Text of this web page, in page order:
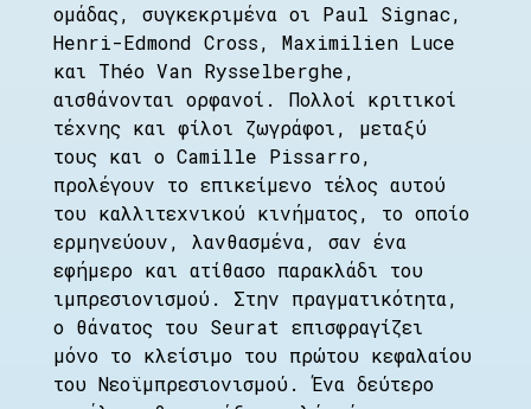
ομάδας, συγκεκριμένα οι Paul Signac,
Henri-Edmond Cross, Maximilien Luce
και Théo Van Rysselberghe,
αισθάνονται ορφανοί. Πολλοί κριτικοί
τέχνης και φίλοι ζωγράφοι, μεταξύ
τους και ο Camille Pissarro,
προλέγουν το επικείμενο τέλος αυτού
του καλλιτεχνικού κινήματος, το οποίο
ερμηνεύουν, λανθασμένα, σαν ένα
εφήμερο και ατίθασο παρακλάδι του
ιμπρεσιονισμού. Στην πραγματικότητα,
ο θάνατος του Seurat επισφραγίζει
μόνο το κλείσιμο του πρώτου κεφαλαίου
του Νεοϊμπρεσιονισμού. Ένα δεύτερο